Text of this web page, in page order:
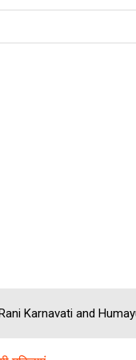
Karnavati and